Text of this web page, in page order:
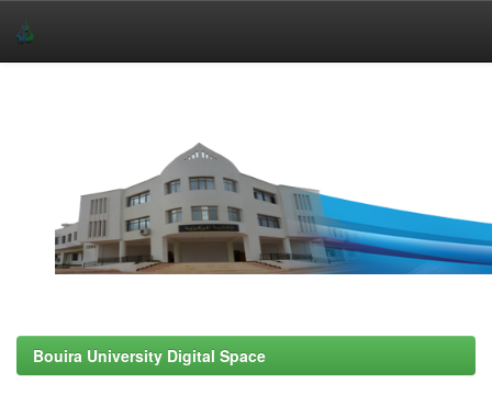
Bouira University Digital Space